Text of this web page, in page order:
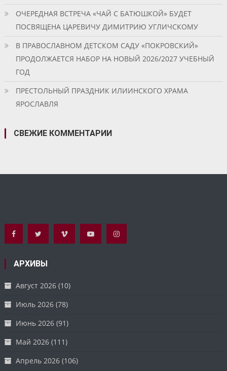
ОЧЕРЕДНАЯ ВСТРЕЧА «ЧАЙ С БАТЮШКОЙ» БУДЕТ
ПОСВЯЩЕНА ЦАРЕВИЧУ ДИМИТРИЮ УГЛИЧСКОМУ
В ПРАВОСЛАВНОМ ДЕТСКОМ САДУ «ПОКРОВСКИЙ»
ПРОДОЛЖАЕТСЯ НАБОР НА НОВЫЙ 2026/2027 УЧЕБНЫЙ
ГОД
ПРЕСТОЛЬНЫЙ ПРАЗДНИК ИЛИИНСКОГО ХРАМА
ЯРОСЛАВЛЯ
СВЕЖИЕ КОММЕНТАРИИ
АРХИВЫ
Август 2026 (10)
Июль 2026 (78)
Июнь 2026 (91)
Май 2026 (111)
Апрель 2026 (106)